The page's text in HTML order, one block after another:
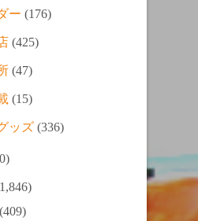
ー (176)
(425)
(47)
(15)
ッズ (336)
(409)